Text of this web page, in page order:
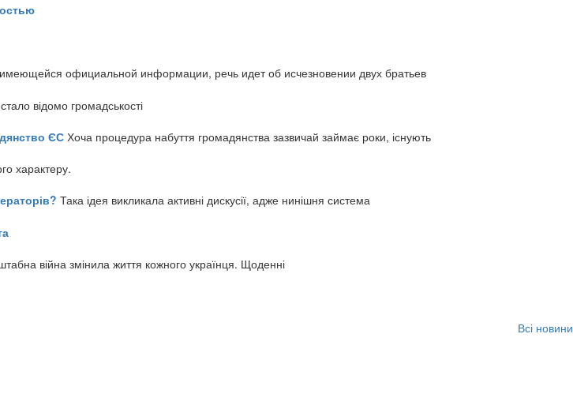
официальной информации, речь идет об исчезновении двух братьев
відомо громадськості
ЄС Хоча процедура набуття громадянства зазвичай займає роки, існують
характеру.
Така ідея викликала активні дискусії, адже нинішня система
війна змінила життя кожного українця. Щоденні
Всі новини